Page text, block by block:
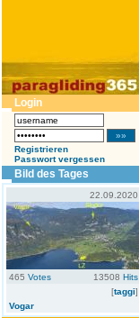
Login
Registrieren
Passwort vergessen
Bild des Tages
22.09.2020
465 Votes 13508 Hits
[taggi]
Vogar